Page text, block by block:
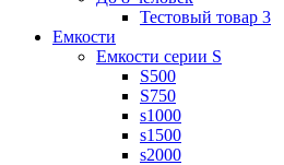
Тестовый товар 3
Емкости
Емкости серии S
S500
S750
s1000
s1500
s2000